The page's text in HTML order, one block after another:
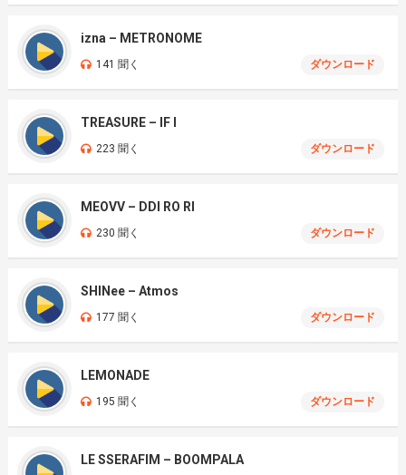
izna – METRONOME
141 聞く ダウンロード
TREASURE – IF I
223 聞く ダウンロード
MEOVV – DDI RO RI
230 聞く ダウンロード
SHINee – Atmos
177 聞く ダウンロード
LEMONADE
195 聞く ダウンロード
LE SSERAFIM – BOOMPALA